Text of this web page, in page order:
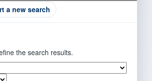
a new search
the search results.